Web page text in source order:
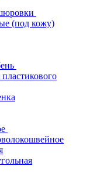
(под кожу)